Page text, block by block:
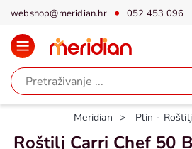
webshop@meridian.hr 052 453 096
Meridian Plin - Roštilj
Roštilj Carri Chef 50